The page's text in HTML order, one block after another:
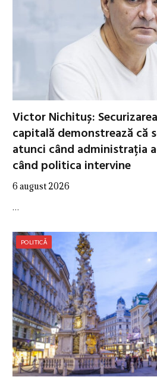
Victor Nichituș:
capitală demonstrează că
atunci când administrația
când politica intervine
6 august 2026
…
POLITICĂ